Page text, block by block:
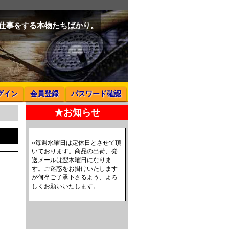
事をする本物たちばかり。
イン 会員登録 パスワード確認
★お知らせ
○毎週水曜日は定休日とさせて頂
いております。商品の出荷、発
送メールは翌木曜日になりま
す。ご迷惑をお掛けいたします
が何卒ご了承下さるよう、よろ
しくお願いいたします。